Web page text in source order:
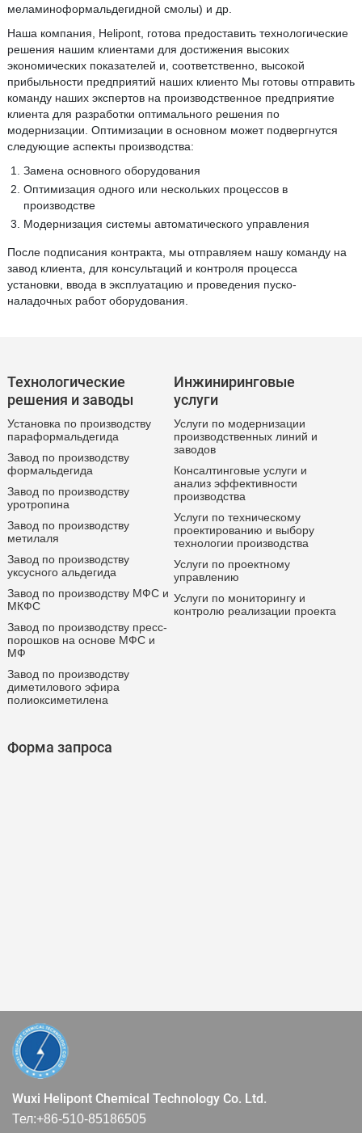
меламиноформальдегидной смолы) и др.
Наша компания, Helipont, готова предоставить технологические
решения нашим клиентами для достижения высоких
экономических показателей и, соответственно, высокой
прибыльности предприятий наших клиенто Мы готовы отправить
команду наших экспертов на производственное предприятие
клиента для разработки оптимального решения по
модернизации. Оптимизации в основном может подвергнутся
следующие аспекты производства:
Замена основного оборудования
Оптимизация одного или нескольких процессов в
производстве
Модернизация системы автоматического управления
После подписания контракта, мы отправляем нашу команду на
завод клиента, для консультаций и контроля процесса
установки, ввода в эксплуатацию и проведения пуско-
наладочных работ оборудования.
Технологические
решения и заводы
Установка по производству
параформальдегида
Завод по производству
формальдегида
Завод по производству
уротропина
Завод по производству
метилаля
Завод по производству
уксусного альдегида
Завод по производству МФС и
МКФС
Завод по производству пресс-
порошков на основе МФС и
МФ
Завод по производству
диметилового эфира
полиоксиметилена
Инжиниринговые
услуги
Услуги по модернизации
производственных линий и
заводов
Консалтинговые услуги и
анализ эффективности
производства
Услуги по техническому
проектированию и выбору
технологии производства
Услуги по проектному
управлению
Услуги по мониторингу и
контролю реализации проекта
Форма запроса
Wuxi Helipont Chemical Technology Co. Ltd.
Тел:+86-510-85186505